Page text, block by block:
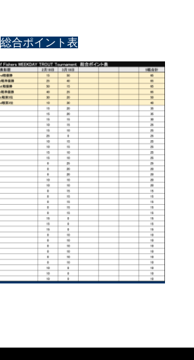
総合ポイント表